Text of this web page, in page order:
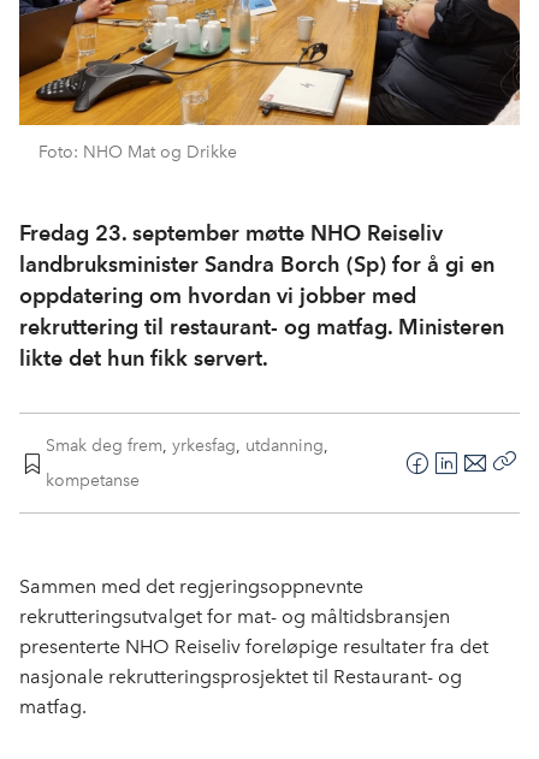
Foto: NHO Mat og Drikke
Fredag 23. september møtte NHO Reiseliv
landbruksminister Sandra Borch (Sp) for å gi en
oppdatering om hvordan vi jobber med
rekruttering til restaurant- og matfag. Ministeren
likte det hun fikk servert.
Smak deg frem, yrkesfag, utdanning,
kompetanse
F
o
o
k
L
d
I
n
E
Sammen med det regjeringsoppnevnte
rekrutteringsutvalget for mat- og måltidsbransjen
presenterte NHO Reiseliv foreløpige resultater fra det
nasjonale rekrutteringsprosjektet til Restaurant- og
matfag.